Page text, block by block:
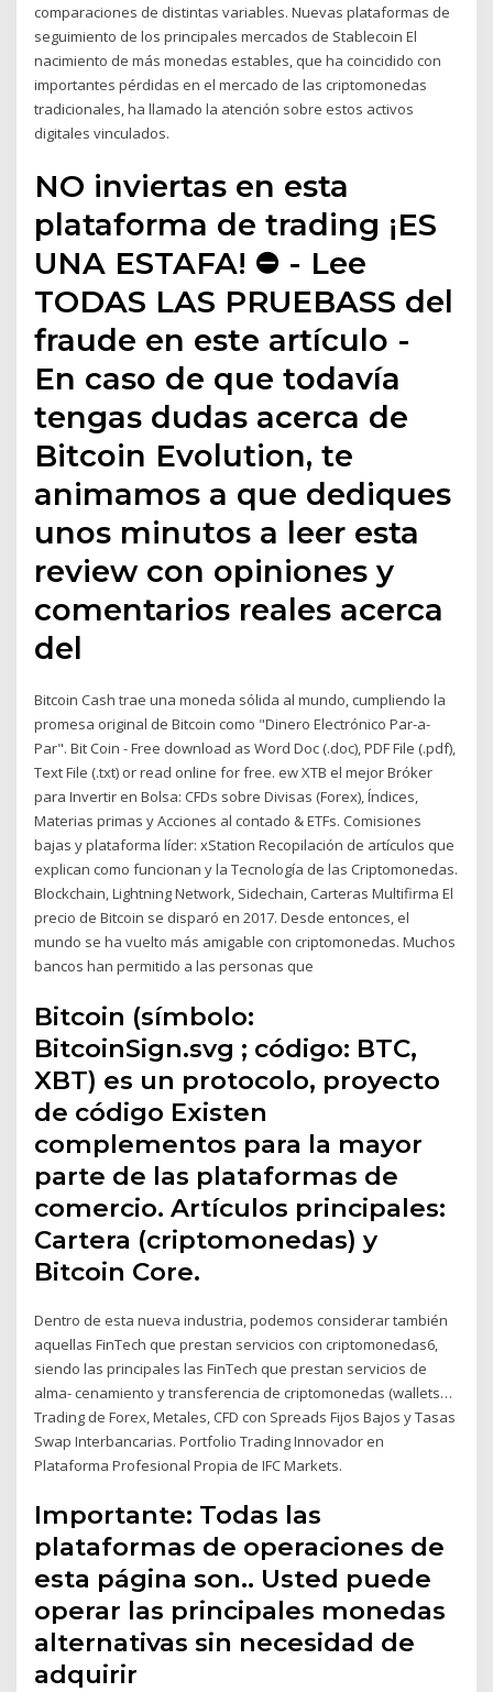
comparaciones de distintas variables. Nuevas plataformas de
seguimiento de los principales mercados de Stablecoin El
nacimiento de más monedas estables, que ha coincidido con
importantes pérdidas en el mercado de las criptomonedas
tradicionales, ha llamado la atención sobre estos activos
digitales vinculados.
NO inviertas en esta
plataforma de trading ¡ES
UNA ESTAFA! ⛔ - Lee
TODAS LAS PRUEBASS del
fraude en este artículo -
En caso de que todavía
tengas dudas acerca de
Bitcoin Evolution, te
animamos a que dediques
unos minutos a leer esta
review con opiniones y
comentarios reales acerca
del
Bitcoin Cash trae una moneda sólida al mundo, cumpliendo la
promesa original de Bitcoin como "Dinero Electrónico Par-a-
Par". Bit Coin - Free download as Word Doc (.doc), PDF File (.pdf),
Text File (.txt) or read online for free. ew XTB el mejor Bróker
para Invertir en Bolsa: CFDs sobre Divisas (Forex), Índices,
Materias primas y Acciones al contado & ETFs. Comisiones
bajas y plataforma líder: xStation Recopilación de artículos que
explican como funcionan y la Tecnología de las Criptomonedas.
Blockchain, Lightning Network, Sidechain, Carteras Multifirma El
precio de Bitcoin se disparó en 2017. Desde entonces, el
mundo se ha vuelto más amigable con criptomonedas. Muchos
bancos han permitido a las personas que
Bitcoin​ (símbolo:
BitcoinSign.svg ; código: BTC,
XBT)​ es un protocolo, proyecto
de código Existen
complementos para la mayor
parte de las plataformas de
comercio. Artículos principales:
Cartera (criptomonedas) y
Bitcoin Core.
Dentro de esta nueva industria, podemos considerar también
aquellas FinTech que prestan servicios con criptomonedas6,
siendo las principales las FinTech que prestan servicios de
alma- cenamiento y transferencia de criptomonedas (wallets…
Trading de Forex, Metales, CFD con Spreads Fijos Bajos y Tasas
Swap Interbancarias. Portfolio Trading Innovador en
Plataforma Profesional Propia de IFC Markets.
Importante: Todas las
plataformas de operaciones de
esta página son.. Usted puede
operar las principales monedas
alternativas sin necesidad de
adquirir